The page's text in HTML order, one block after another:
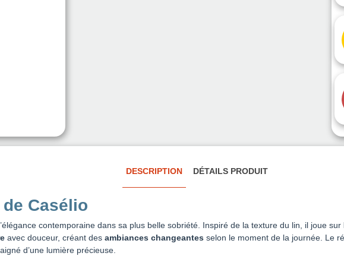
DESCRIPTION DÉTAILS PRODUIT
Casélio
contemporaine dans sa plus belle sobriété. Inspiré de la texture du lin, il joue
avec douceur, créant des ambiances changeantes selon le moment de la journée. Le
d’une lumière précieuse.